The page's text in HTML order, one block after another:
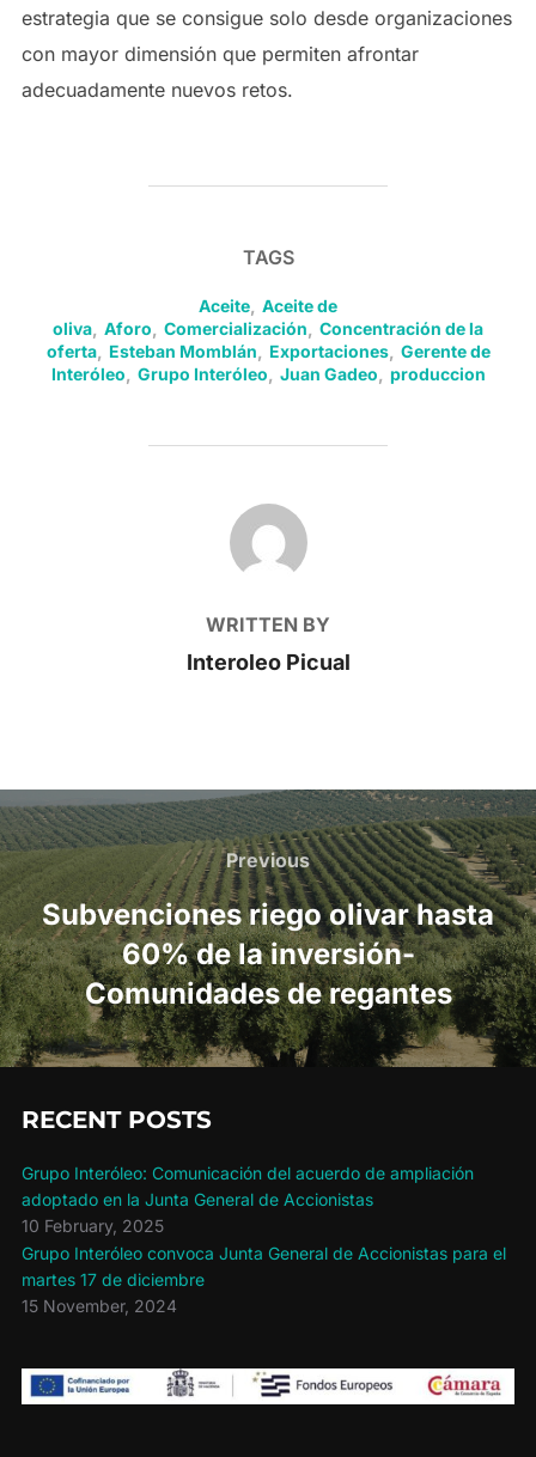
estrategia que se consigue solo desde organizaciones
con mayor dimensión que permiten afrontar
adecuadamente nuevos retos.
TAGS
Aceite Aceite de
oliva Aforo Comercialización
Concentración de la
oferta, Esteban Momblán Exportaciones, Gerente de
Interóleo
Grupo Interóleo Juan Gadeo produccion
POST AUTHOR
WRITTEN BY
Interoleo Picual
Post
navigation
Previous
Previous
Subvenciones riego olivar hasta
60% de la inversión-
Comunidades de regantes
RECENT POSTS
Grupo Interóleo: Comunicación del acuerdo de ampliación
adoptado en la Junta General de Accionistas
10 February, 2025
Grupo Interóleo convoca Junta General de Accionistas para el
martes 17 de diciembre
15 November, 2024